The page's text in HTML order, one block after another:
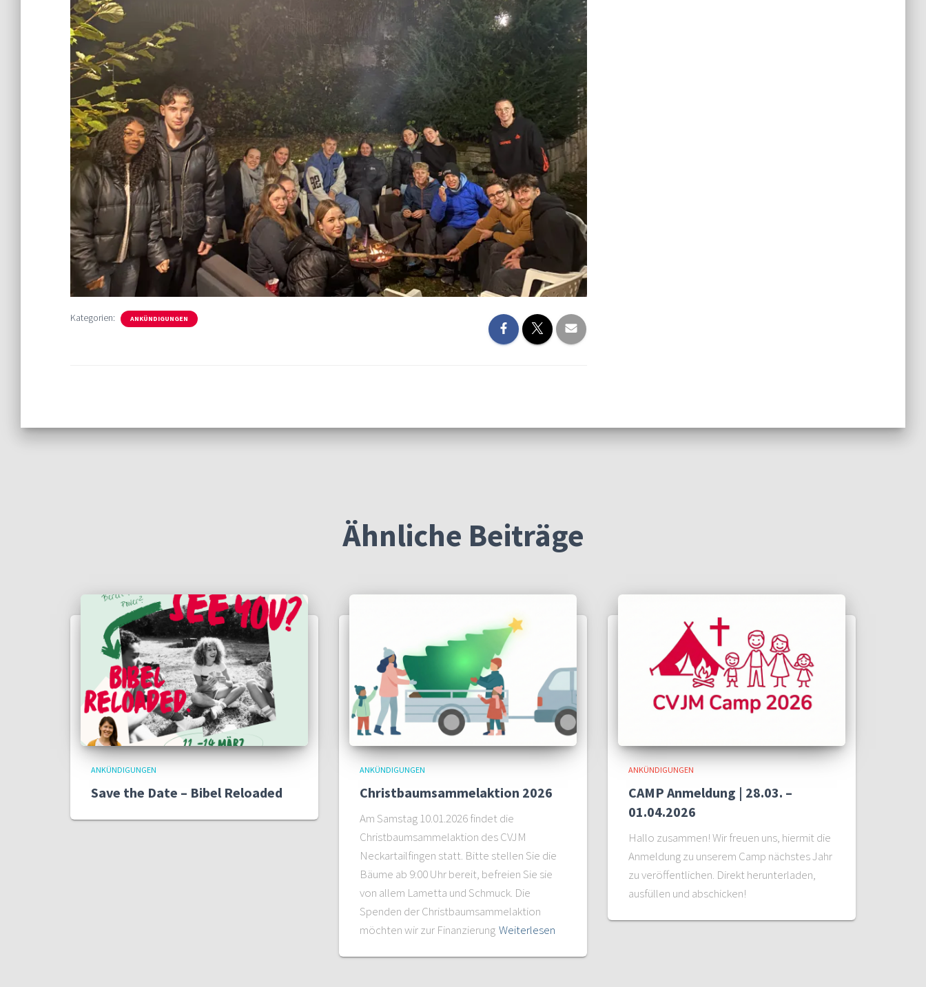
Kategorien: ANKÜNDIGUNGEN
Ähnliche Beiträge
ANKÜNDIGUNGEN
Save the Date – Bibel Reloaded
ANKÜNDIGUNGEN
Christbaumsammelaktion 2026
Am Samstag 10.01.2026 findet die
Christbaumsammelaktion des CVJM
Neckartailfingen statt. Bitte stellen Sie die
Bäume ab 9:00 Uhr bereit, befreien Sie sie
von allem Lametta und Schmuck. Die
Spenden der Christbaumsammelaktion
möchten wir zur Finanzierung Weiterlesen
ANKÜNDIGUNGEN
CAMP Anmeldung | 28.03. –
01.04.2026
Hallo zusammen! Wir freuen uns, hiermit die
Anmeldung zu unserem Camp nächstes Jahr
zu veröffentlichen. Direkt herunterladen,
ausfüllen und abschicken!